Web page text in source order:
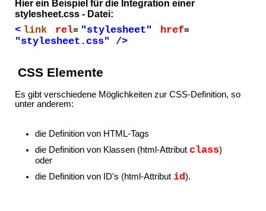
Hier ein Beispiel für die Integration einer
stylesheet.css - Datei:
< link rel= "stylesheet" href=
"stylesheet.css" />
CSS Elemente
Es gibt verschiedene Möglichkeiten zur CSS-Definition, so
unter anderem:
die Definition von HTML-Tags
die Definition von Klassen (html-Attribut class)
oder
die Definition von ID's (html-Attribut id).